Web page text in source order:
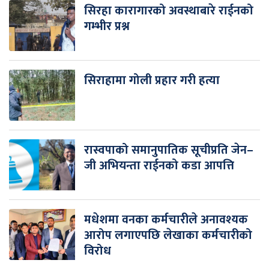
सिरहा कारागारको अवस्थाबारे राईनको
गम्भीर प्रश्न
सिराहामा गोली प्रहार गरी हत्या
रास्वपाको समानुपातिक सूचीप्रति जेन–
जी अभियन्ता राईनको कडा आपत्ति
मधेशमा वनका कर्मचारीले अनावश्यक
आरोप लगाएपछि लेखाका कर्मचारीको
विरोध